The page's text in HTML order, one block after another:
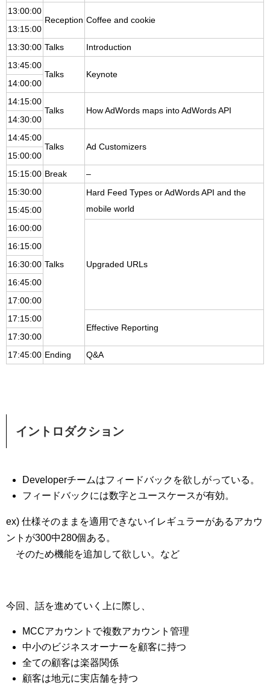
13:00:00
Reception Coffee and cookie
13:15:00
13:30:00 Talks
Introduction
13:45:00
Talks
Keynote
14:00:00
14:15:00
Talks
How AdWords maps into AdWords API
14:30:00
14:45:00
Talks
Ad Customizers
15:00:00
15:15:00 Break
–
15:30:00
Talks
Hard Feed Types or AdWords API and the
mobile world
15:45:00
16:00:00
Upgraded URLs
16:15:00
16:30:00
16:45:00
17:00:00
17:15:00
Effective Reporting
17:30:00
17:45:00 Ending Q&A
イントロダクション
Developerチームはフィードバックを欲しがっている。
フィードバックには数字とユースケースが有効。
ex) 仕様そのままを適用できないイレギュラーがあるアカウ
ントが300中280個ある。
そのため機能を追加して欲しい。など
今回、話を進めていく上に際し、
MCCアカウントで複数アカウント管理
中小のビジネスオーナーを顧客に持つ
全ての顧客は楽器関係
顧客は地元に実店舗を持つ